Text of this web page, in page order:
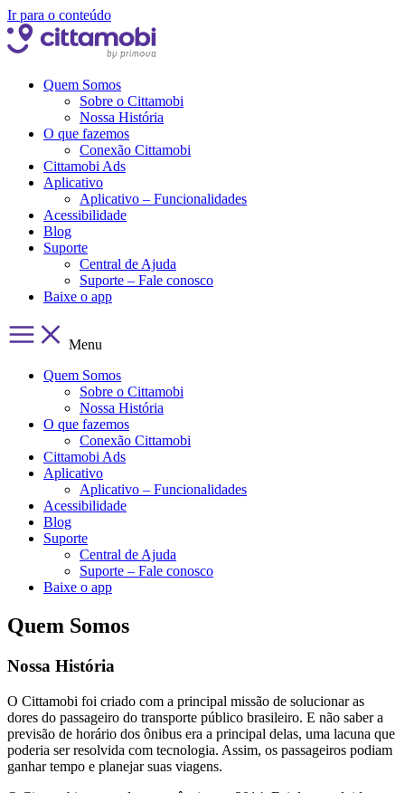
Ir para o conteúdo
Quem Somos
Sobre o Cittamobi
Nossa História
O que fazemos
Conexão Cittamobi
Cittamobi Ads
Aplicativo
Aplicativo – Funcionalidades
Acessibilidade
Blog
Suporte
Central de Ajuda
Suporte – Fale conosco
Baixe o app
Menu
Quem Somos
Sobre o Cittamobi
Nossa História
O que fazemos
Conexão Cittamobi
Cittamobi Ads
Aplicativo
Aplicativo – Funcionalidades
Acessibilidade
Blog
Suporte
Central de Ajuda
Suporte – Fale conosco
Baixe o app
Quem Somos
Nossa História
O Cittamobi foi criado com a principal missão de solucionar as
dores do passageiro do transporte público brasileiro. E não saber a
previsão de horário dos ônibus era a principal delas, uma lacuna que
poderia ser resolvida com tecnologia. Assim, os passageiros podiam
ganhar tempo e planejar suas viagens.